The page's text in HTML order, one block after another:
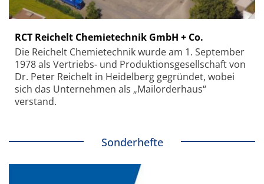
RCT Reichelt Chemietechnik GmbH + Co.
Die Reichelt Chemietechnik wurde am 1. September
1978 als Vertriebs- und Produktionsgesellschaft von
Dr. Peter Reichelt in Heidelberg gegründet, wobei
sich das Unternehmen als „Mailorderhaus“
verstand.
Sonderhefte